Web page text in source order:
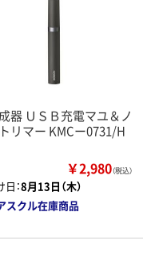
器 ＵＳＢ充電マユ＆ノ
リマー KMCー0731/H
￥2,980（税込）
：8月13日（木）
スクル在庫商品